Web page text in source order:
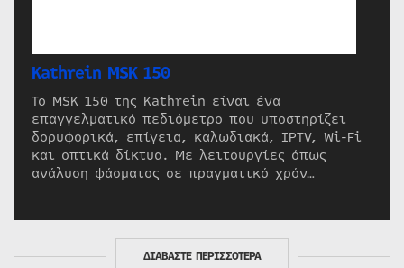
Kathrein MSK 150
Το MSK 150 της Kathrein είναι ένα
επαγγελματικό πεδιόμετρο που υποστηρίζει
δορυφορικά, επίγεια, καλωδιακά, IPTV, Wi-Fi
και οπτικά δίκτυα. Με λειτουργίες όπως
ανάλυση φάσματος σε πραγματικό χρόν…
ΔΙΑΒΑΣΤΕ ΠΕΡΙΣΣΟΤΕΡΑ